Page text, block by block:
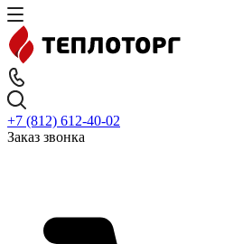
+7 (812) 612-40-02
Заказ звонка